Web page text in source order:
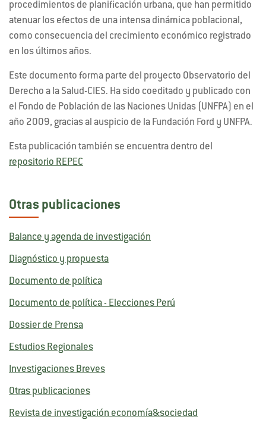
procedimientos de planificación urbana, que han permitido
atenuar los efectos de una intensa dinámica poblacional,
como consecuencia del crecimiento económico registrado
en los últimos años.
Este documento forma parte del proyecto Observatorio del
Derecho a la Salud-CIES. Ha sido coeditado y publicado con
el Fondo de Población de las Naciones Unidas (UNFPA) en el
año 2009, gracias al auspicio de la Fundación Ford y UNFPA.
Esta publicación también se encuentra dentro del
repositorio REPEC
Otras publicaciones
Balance y agenda de investigación
Diagnóstico y propuesta
Documento de política
Documento de política - Elecciones Perú
Dossier de Prensa
Estudios Regionales
Investigaciones Breves
Otras publicaciones
Revista de investigación economía&sociedad